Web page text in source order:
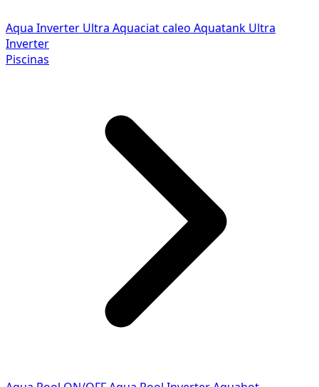
Aqua Inverter Ultra Aquaciat caleo Aquatank Ultra
Inverter
Piscinas